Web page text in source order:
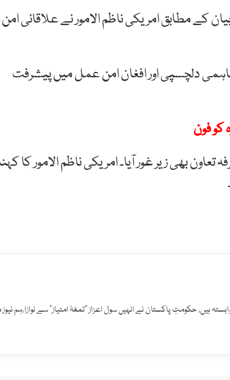
مطابق امریکی ناظم الامور نے علاقائی امن
دلچسپی اور افغان امن عمل میں پیشرفت
کو فون
بھی زیر غور آیا۔ امریکی ناظم الامور کا
ہیں، حکومتِ پاکستان نے انہیں سول اعزاز "تمغۂ امتیاز" سے نوازا،ہم